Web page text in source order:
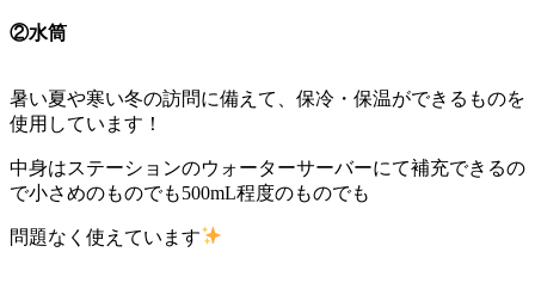
②水筒
暑い夏や寒い冬の訪問に備えて、保冷・保温ができるものを
使用しています！
中身はステーションのウォーターサーバーにて補充できるの
で小さめのものでも500mL程度のものでも
問題なく使えています